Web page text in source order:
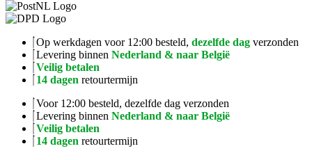
Op werkdagen voor 12:00 besteld, dezelfde dag verzonden
Levering binnen Nederland & naar België
Veilig betalen
14 dagen retourtermijn
Voor 12:00 besteld, dezelfde dag verzonden
Levering binnen Nederland & naar België
Veilig betalen
14 dagen retourtermijn